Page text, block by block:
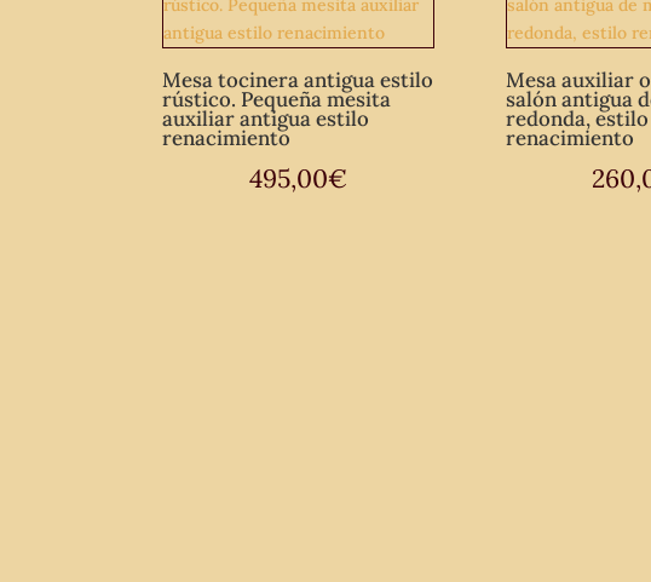
Mesa tocinera antigua estilo
rústico. Pequeña mesita
auxiliar antigua estilo
renacimiento
495,00€
Mesa auxiliar
salón antigua
redonda, estilo
renacimiento